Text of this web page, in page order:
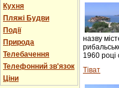
Кухня
Пляжі Будви
Події
Природа
Телебачення
Телефонний зв'язок
Ціни
назву
1960 році
Тіват